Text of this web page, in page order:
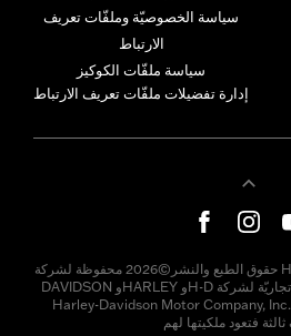
سياسة الخصوصيّة وملفّات تعريف
الارتباط
سياسة ملفّات الكوكيز
إدارة تفضيلات ملفّات تعريف الارتباط
حقوق الطبع والنشر©2026 محفوظة لشركة H-D وشركاتها التابعة. HARLEY-
DAVIDSON وHARLEY وH-D وشعار الشّريط والدرع علامات تجاريّة لشركة
Harley-Davidson Motor Company, Inc. أمّا العلامات التجاريّة الخاصّة